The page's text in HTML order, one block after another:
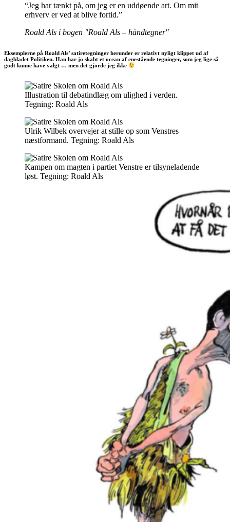
“Jeg har tænkt på, om jeg er en uddøende art. Om mit
erhverv er ved at blive fortid.”
Roald Als i bogen "Roald Als – håndtegner"
Eksemplerne på Roald Als’ satiretegninger herunder er relativt nyligt klippet ud af
dagbladet Politiken. Han har jo skabt et ocean af enestående tegninger, som jeg lige så
godt kunne have valgt … men det gjorde jeg ikke
Illustration til debatindlæg om ulighed i verden.
Tegning: Roald Als
Ulrik Wilbek overvejer at stille op som Venstres
næstformand. Tegning: Roald Als
Kampen om magten i partiet Venstre er tilsyneladende
løst. Tegning: Roald Als